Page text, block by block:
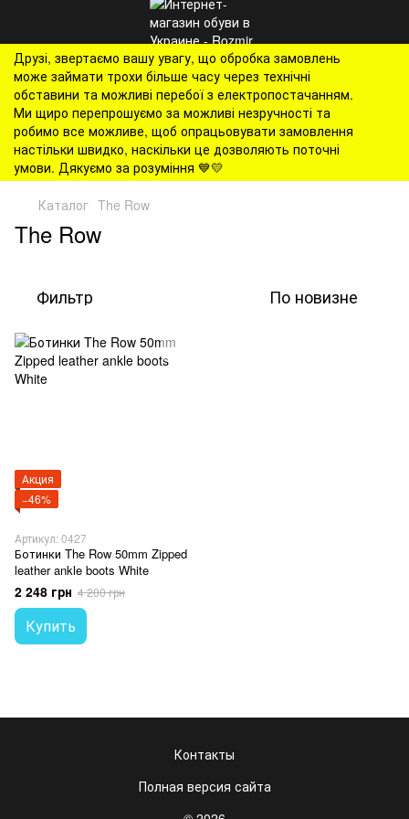
Друзі, звертаємо вашу увагу, що обробка замовлень
може займати трохи більше часу через технічні
обставини та можливі перебої з електропостачанням.
Ми щиро перепрошуємо за можливі незручності та
робимо все можливе, щоб опрацьовувати замовлення
настільки швидко, наскільки це дозволяють поточні
умови. Дякуємо за розуміння 💙💛
Каталог The Row
The Row
Фильтр По новизне
Акция
−46%
Артикул: 0427
Ботинки The Row 50mm Zipped
leather ankle boots White
2 248 грн 4 200 грн
Купить
Контакты
Полная версия сайта